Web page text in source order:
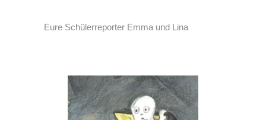
Eure Schülerreporter Emma und Lina